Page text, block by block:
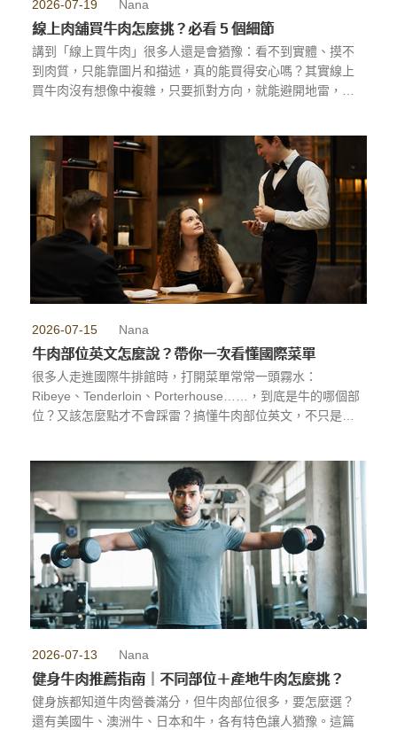
2026-07-19 Nana
線上肉舖買牛肉怎麼挑？必看 5 個細節
講到「線上買牛肉」很多人還是會猶豫：看不到實體、摸不
到肉質，只能靠圖片和描述，真的能買得安心嗎？其實線上
買牛肉沒有想像中複雜，只要抓對方向，就能避開地雷，這
2026-07-15 Nana
牛肉部位英文怎麼說？帶你一次看懂國際菜單
很多人走進國際牛排館時，打開菜單常常一頭霧水：
Ribeye、Tenderloin、Porterhouse……，到底是牛的哪個部
位？又該怎麼點才不會踩雷？搞懂牛肉部位英文，不只是能
餐或走進高級餐廳，都能自信點單、不再猶豫。 ...more
2026-07-13 Nana
健身牛肉推薦指南｜不同部位＋產地牛肉怎麼挑？
健身族都知道牛肉營養滿分，但牛肉部位很多，要怎麼選？
還有美國牛、澳洲牛、日本和牛，各有特色讓人猶豫。這篇